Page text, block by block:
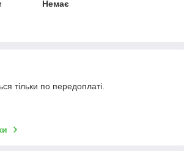
Немає
тільки по передоплаті.